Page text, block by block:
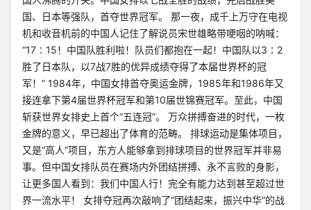
国、日本等强队，首夺世界冠军。 那一夜，成千上万守在电视
机和收音机前的中国人记住了解说员宋世雄略带哽咽的呐喊：
“17∶15！中国队胜利啦！队员们都抱在一起！中国队以3∶2
胜了日本队，以7战7胜的优异成绩夺得了本届世界杯的冠
军！” 1984年，中国女排首夺奥运金牌，1985年和1986年又
接连拿下第4届世界杯冠军和第10届世锦赛冠军。至此，中国
斩获世界女排史上首个“五连冠”。 万众拼搏奋进的时代，一枚
金牌的意义，早已超出了体育的范畴。 排球运动是集体项目，
又是“高人”项目，东方人能够拿到排球项目的世界冠军并非易
事。但中国女排队员在赛场内外团结拼搏、永不言败的身影，
让更多国人看到：我们中国人行！完全有能力达到甚至超过世
界一流水平！ 女排夺冠再次敲响了“团结起来，振兴中华”的战